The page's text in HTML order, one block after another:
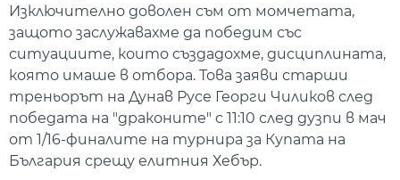
Изключително доволен съм от момчетата,
защото заслужавахме да победим със
ситуациите, които създадохме, дисциплината,
която имаше в отбора. Това заяви старши
треньорът на Дунав Русе Георги Чиликов след
победата на "драконите" с 11:10 след дузпи в мач
от 1/16-финалите на турнира за Купата на
България срещу елитния Хебър.